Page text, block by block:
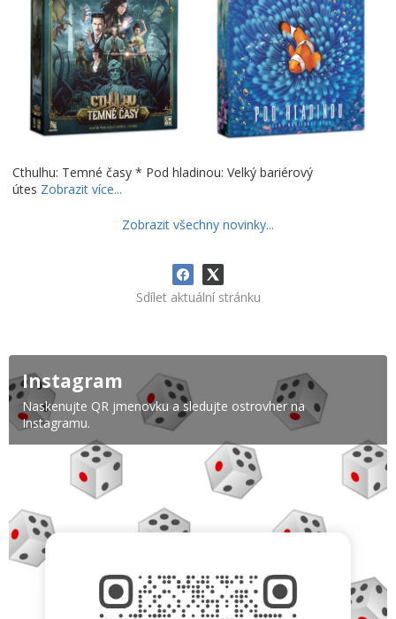
Cthulhu: Temné časy * Pod hladinou: Velký bariérový
útes Zobrazit více...
Zobrazit všechny novinky...
Sdílet aktuální stránku
Instagram
Naskenujte QR jmenovku a sledujte ostrovher na
Instagramu.